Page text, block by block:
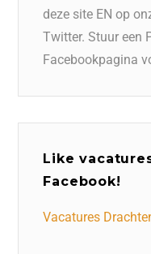
deze site EN op
Twitter. Stuur een
Facebookpagina
Like
Facebook!
Vacatures